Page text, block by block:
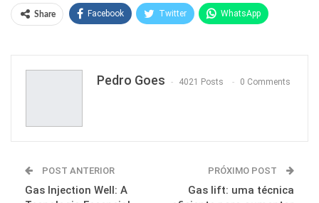
Share Facebook Twitter WhatsApp
Pedro Goes 4021 Posts 0 Comments
POST ANTERIOR
Gas Injection Well: A
PRÓXIMO POST
Gas lift: uma técnica